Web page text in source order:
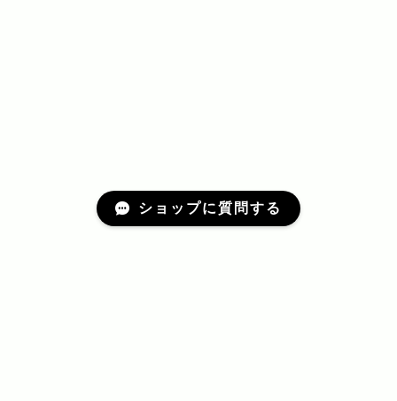
ショップに質問する